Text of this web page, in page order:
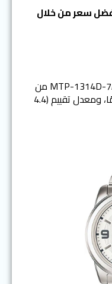
سعر من خلال
جاءت في المرتبة الثالثة ساعة MTP-1314D-7AV من
Casio كاسيو، بتقييم 210 مستخدمًا، ومعدل تقييم (4.4